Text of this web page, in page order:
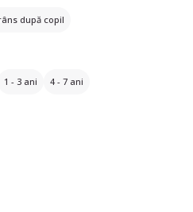
după copil
1 - 3 ani 4 - 7 ani